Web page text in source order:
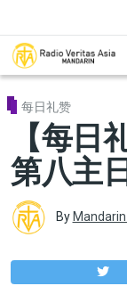
每日礼赞
【每日
第八主
By